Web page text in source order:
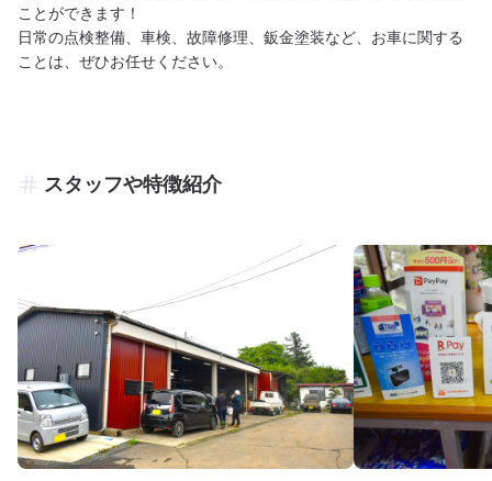
ことができます！
日常の点検整備、車検、故障修理、鈑金塗装など、お車に関する
スタッフや特徴紹介